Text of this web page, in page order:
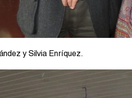
y Silvia Enríquez.